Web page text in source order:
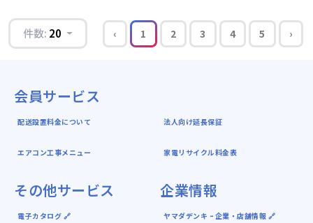
件数: 20 ‹ 1 2 3 4 5 ›
会員サービス
配送設置料金について
エアコン工事メニュー
法人向け延長保証
家電リサイクル料金表
その他サービス
電子カタログ 🔗
企業情報
ヤマダデンキ ｰ 企業・店舗情報 🔗